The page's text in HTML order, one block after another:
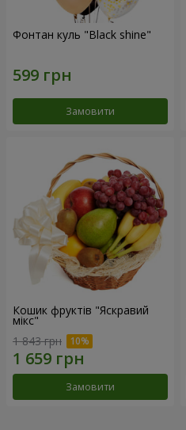
Фонтан куль "Black shine"
Замовити
Кошик фруктів "Яскравий
мікс"
1 843 грн
Замовити